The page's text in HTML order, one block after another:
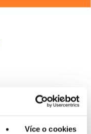
Více o cookies